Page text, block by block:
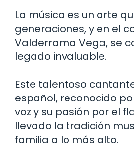
La música es un arte
generaciones, y en el
Valderrama Vega, se
legado invaluable.
Este talentoso
español, reconocido
voz y su pasión por el
llevado la tradición
familia a lo más alto.